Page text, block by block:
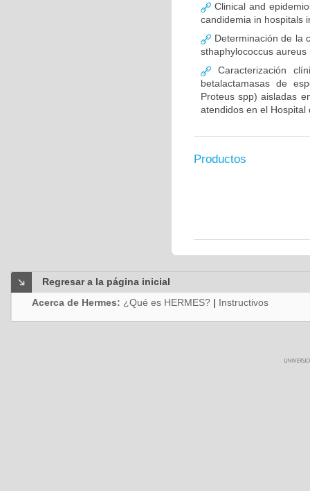
Clinical and
candidemia in hospitals
Determinación de la
sthaphylococcus
Caracterización
betalactamasas de
Proteus spp) aisladas
atendidos en el
Productos
Regresar a la página inicial
Acerca de Hermes: ¿Qué es HERMES? | Instructivos